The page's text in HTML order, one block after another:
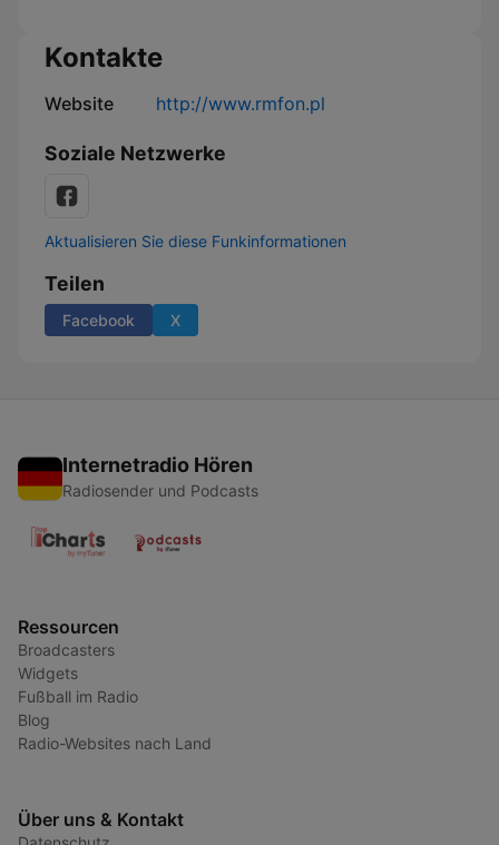
Kontakte
Website http://www.rmfon.pl
Soziale Netzwerke
Aktualisieren Sie diese Funkinformationen
Teilen
Facebook X
Internetradio Hören
Radiosender und Podcasts
Ressourcen
Broadcasters
Widgets
Fußball im Radio
Blog
Radio-Websites nach Land
Über uns & Kontakt